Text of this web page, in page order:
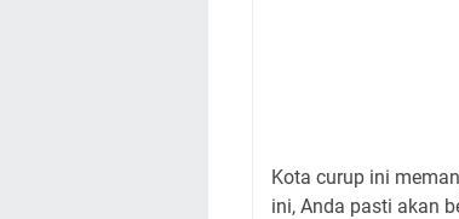
Kota curup ini
ini, Anda pasti akan